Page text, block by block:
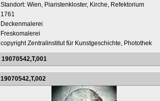
Standort: Wien, Piaristenkloster, Kirche, Refektorium
1761
Deckenmalerei
Freskomalerei
copyright Zentralinstitut für Kunstgeschichte, Photothek
19070542,T,001
19070542,T,002